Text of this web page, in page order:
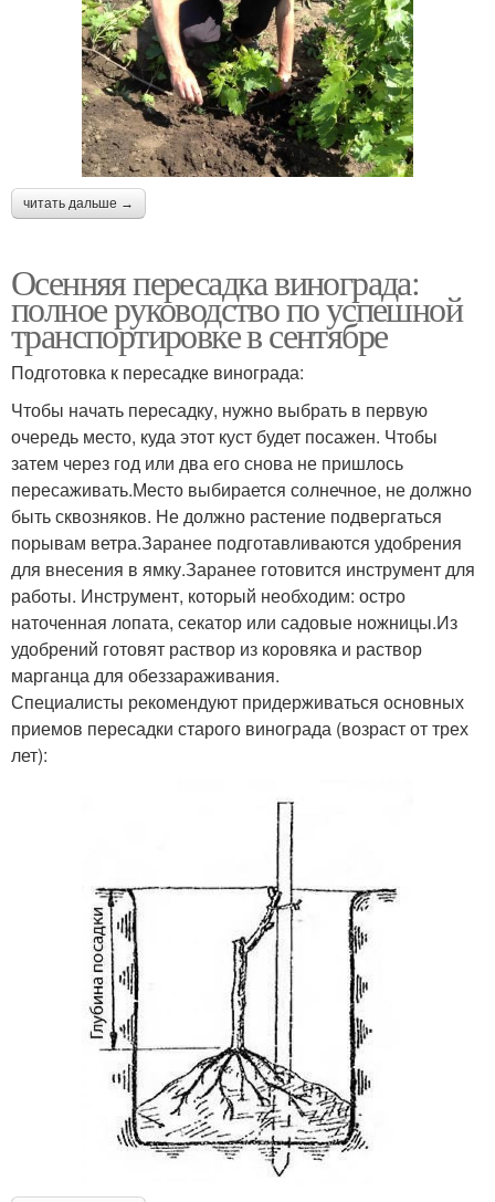
читать дальше →
Осенняя пересадка винограда:
полное руководство по успешной
транспортировке в сентябре
Подготовка к пересадке винограда:
Чтобы начать пересадку, нужно выбрать в первую
очередь место, куда этот куст будет посажен. Чтобы
затем через год или два его снова не пришлось
пересаживать.Место выбирается солнечное, не должно
быть сквозняков. Не должно растение подвергаться
порывам ветра.Заранее подготавливаются удобрения
для внесения в ямку.Заранее готовится инструмент для
работы. Инструмент, который необходим: остро
наточенная лопата, секатор или садовые ножницы.Из
удобрений готовят раствор из коровяка и раствор
марганца для обеззараживания.
Специалисты рекомендуют придерживаться основных
приемов пересадки старого винограда (возраст от трех
лет):